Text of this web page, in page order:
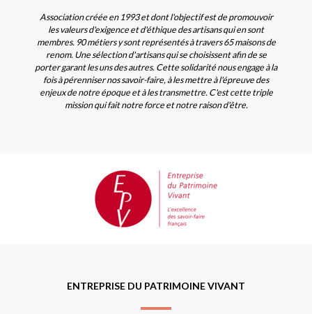
Association créée en 1993 et dont l'objectif est de promouvoir
les valeurs d'exigence et d'éthique des artisans qui en sont
membres. 90 métiers y sont représentés à travers 65 maisons de
renom. Une sélection d'artisans qui se choisissent afin de se
porter garant les uns des autres. Cette solidarité nous engage à la
fois à pérenniser nos savoir-faire, à les mettre à l'épreuve des
enjeux de notre époque et à les transmettre. C'est cette triple
mission qui fait notre force et notre raison d'être.
ENTREPRISE DU PATRIMOINE VIVANT